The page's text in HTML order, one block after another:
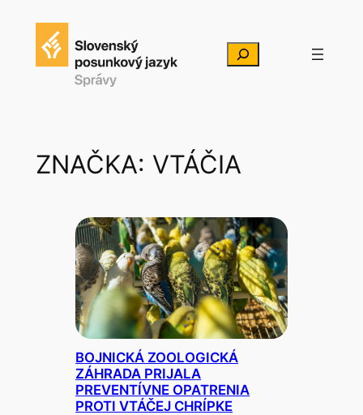
Hľadať
ZNAČKA: VTÁČIA
BOJNICKÁ ZOOLOGICKÁ
ZÁHRADA PRIJALA
PREVENTÍVNE OPATRENIA
PROTI VTÁČEJ CHRÍPKE